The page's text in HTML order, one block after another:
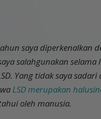
saya diperkenalkan
salahgunakan selama
Yang tidak saya sadari
LSD merupakan
oleh manusia.